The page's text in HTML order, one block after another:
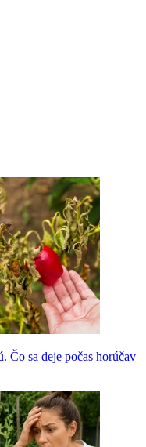
Čo sa deje počas horúčav